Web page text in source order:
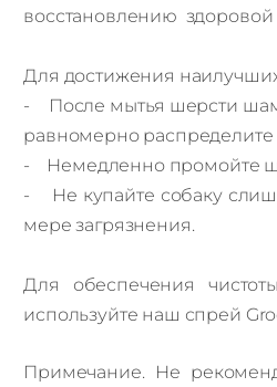
восстановлению
Для достижения наилучших
- После мытья шерсти
равномерно распределите
- Немедленно промойте
- Не купайте собаку
мере загрязнения.
Для обеспечения
используйте наш спрей
Примечание. Не